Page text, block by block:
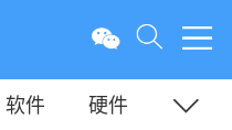
软件
硬件